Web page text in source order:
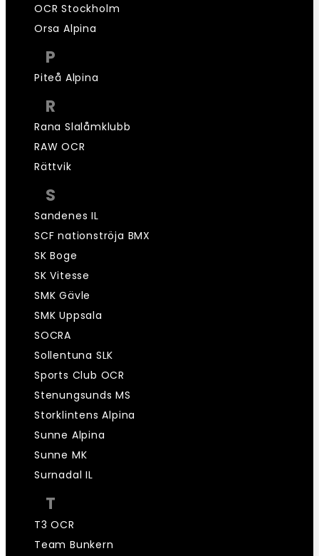
OCR Stockholm
Orsa Alpina
P
Piteå Alpina
R
Rana Slalåmklubb
RAW OCR
Rättvik
S
Sandenes IL
SCF nationströja BMX
SK Boge
SK Vitesse
SMK Gävle
SMK Uppsala
SOCRA
Sollentuna SLK
Sports Club OCR
Stenungsunds MS
Storklintens Alpina
Sunne Alpina
Sunne MK
Surnadal IL
T
T3 OCR
Team Bunkern